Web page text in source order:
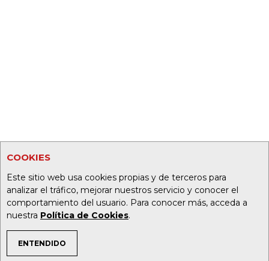
COOKIES
Este sitio web usa cookies propias y de terceros para
analizar el tráfico, mejorar nuestros servicio y conocer el
comportamiento del usuario. Para conocer más, acceda a
nuestra Política de Cookies.
ENTENDIDO
TEMAS DE INTERÉS